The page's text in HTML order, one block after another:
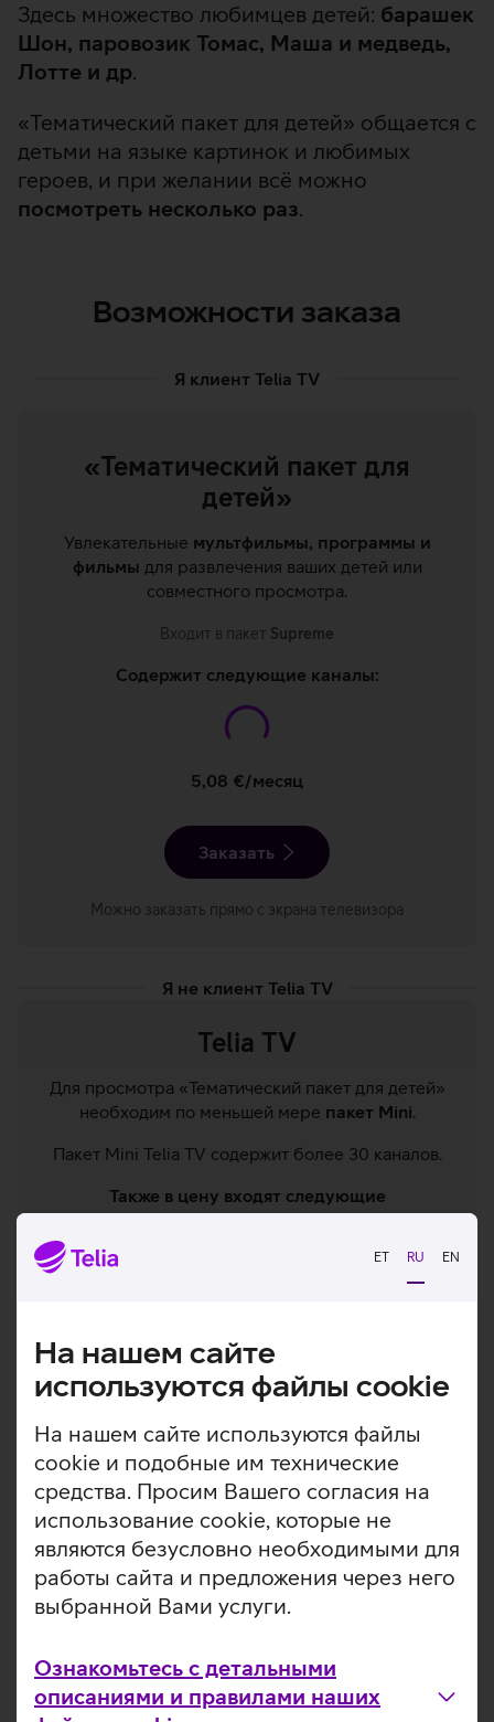
ET RU EN
На нашем сайте
используются файлы cookie
На нашем сайте используются файлы
cookie и подобные им технические
средства. Просим Вашего согласия на
использование cookie, которые не
являются безусловно необходимыми для
работы сайта и предложения через него
выбранной Вами услуги.
Ознакомьтесь с детальными
описаниями и правилами наших
Здесь множество любимцев детей: барашек
Шон, паровозик Томас, Маша и медведь,
Лотте и др.
«Тематический пакет для детей» общается с
детьми на языке картинок и любимых
героев, и при желании всё можно
посмотреть несколько раз.
Возможности заказа
Я клиент Telia TV
«Тематический пакет для
детей»
Увлекательные мультфильмы, программы и
фильмы для развлечения ваших детей или
совместного просмотра.
Входит в пакет Supreme
Содержит следующие каналы:
5,08 €/месяц
Заказать
Можно заказать прямо с экрана телевизора
Я не клиент Telia TV
Telia TV
Для просмотра «Тематический пакет для детей»
необходим по меньшей мере пакет Mini.
Пакет Mini Telia TV содержит более 30 каналов.
Также в цену входят следующие
возможность пользоваться услугой на 2 экранах
Подробнее
«Тематический пакет для
детей» постоянно
пополняется новыми
любимыми программами.
Фильмы Сериалы
Фильмы